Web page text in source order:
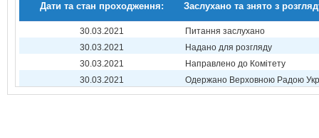
Дати та стан проходження: Заслухано та знято з
30.03.2021
Питання заслухано
30.03.2021
Надано для розгляду
30.03.2021
Направлено до Комітету
30.03.2021
Одержано Верховною Радою